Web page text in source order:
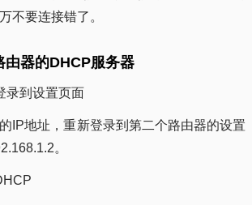
不要连接错了。
由器的DHCP服务器
录到设置页面
IP地址，重新登录到第二个路由器的设置
。